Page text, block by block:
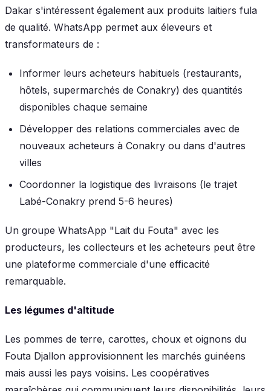
Dakar s'intéressent également aux produits laitiers fula
de qualité. WhatsApp permet aux éleveurs et
transformateurs de :
Informer leurs acheteurs habituels (restaurants,
hôtels, supermarchés de Conakry) des quantités
disponibles chaque semaine
Développer des relations commerciales avec de
nouveaux acheteurs à Conakry ou dans d'autres
villes
Coordonner la logistique des livraisons (le trajet
Labé-Conakry prend 5-6 heures)
Un groupe WhatsApp "Lait du Fouta" avec les
producteurs, les collecteurs et les acheteurs peut être
une plateforme commerciale d'une efficacité
remarquable.
Les légumes d'altitude
Les pommes de terre, carottes, choux et oignons du
Fouta Djallon approvisionnent les marchés guinéens
mais aussi les pays voisins. Les coopératives